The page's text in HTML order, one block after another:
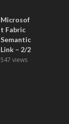
Microsof
t Fabric
Semantic
Link – 2/2
547 views